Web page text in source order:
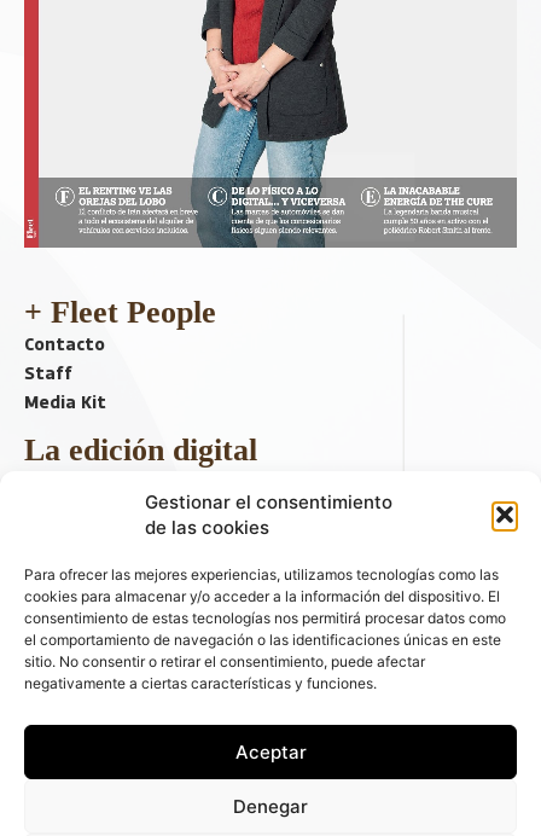
Gestionar el consentimiento
de las cookies
Para ofrecer las mejores experiencias, utilizamos tecnologías como las
cookies para almacenar y/o acceder a la información del dispositivo. El
consentimiento de estas tecnologías nos permitirá procesar datos como
el comportamiento de navegación o las identificaciones únicas en este
sitio. No consentir o retirar el consentimiento, puede afectar
negativamente a ciertas características y funciones.
Aceptar
Denegar
+ Fleet People
Contacto
Staff
Media Kit
La edición digital
Descargar último ejemplar
ir a hemeroteca
+ Contenido en redes sociales
automóviles - C/ Fernández de la Hoz 70, 1ºB - 28003 - Madrid